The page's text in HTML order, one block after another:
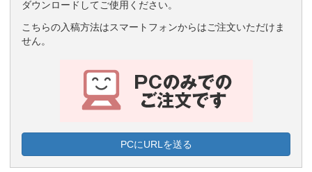
ダウンロードしてご使用ください。
こちらの入稿方法はスマートフォンからはご注文いただけま
せん。
PCにURLを送る